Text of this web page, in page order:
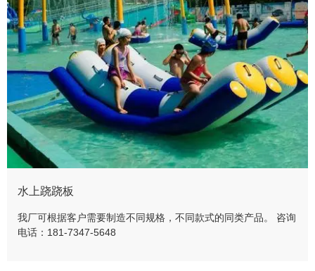
水上跷跷板
我厂可根据客户需要制造不同规格，不同款式的同类产品。 咨询
电话：181-7347-5648